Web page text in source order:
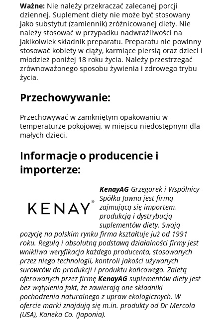
Ważne: Nie należy przekraczać zalecanej porcji
dziennej. Suplement diety nie może być stosowany
jako substytut (zamiennik) zróżnicowanej diety. Nie
należy stosować w przypadku nadwrażliwości na
jakikolwiek składnik preparatu. Preparatu nie powinny
stosować kobiety w ciąży, karmiące piersią oraz dzieci i
młodzież poniżej 18 roku życia. Należy przestrzegać
zrównoważonego sposobu żywienia i zdrowego trybu
życia.
Przechowywanie:
Przechowywać w zamkniętym opakowaniu w
temperaturze pokojowej, w miejscu niedostępnym dla
małych dzieci.
Informacje o producencie i
importerze:
KenayAG Grzegorek i Wspólnicy
Spółka Jawna jest firmą
zajmującą się importem,
produkcją i dystrybucją
suplementów diety. Swoją
pozycję na polskim rynku firma kształtuje już od 1991
roku. Regułą i absolutną podstawą działalności firmy jest
wnikliwa weryfikacja każdego producenta, stosowanych
przez niego technologii, kontroli jakości używanych
surowców do produkcji i produktu końcowego. Zaletą
oferowanych przez firmę KenayAG suplementów diety jest
bez wątpienia fakt, że zawierają one składniki
pochodzenia naturalnego z upraw ekologicznych. W
ofercie marki znajdują się m.in. produkty od Dr Mercola
(USA), Kaneka Co. (Japonia).